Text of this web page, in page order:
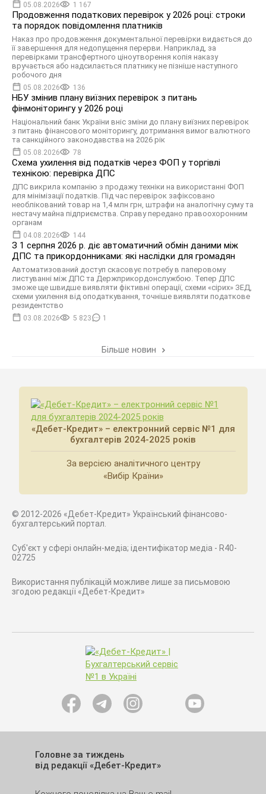
05.08.2026 1 167
Продовження податкових перевірок у 2026 році: строки
та порядок повідомлення платників
Наказ про продовження документальної перевірки видається до
її завершення для недопущення перерви. Наприклад, за
перевірками трансфертного ціноутворення копія наказу
вручається або надсилається платнику не пізніше наступного
робочого дня
05.08.2026 136
НБУ змінив плану виїзних перевірок з питань
фінмоніторингу у 2026 році
Національний банк України вніс зміни до плану виїзних перевірок
з питань фінансового моніторингу, дотримання вимог валютного
та санкційного законодавства на 2026 рік
05.08.2026 78
Схема ухилення від податків через ФОП у торгівлі
технікою: перевірка ДПС
ДПС викрила компанію з продажу техніки на використанні ФОП
для мінімізації податків. Під час перевірок зафіксовано
необлікований товар на 1,4 млн грн, штрафи на аналогічну суму та
нестачу майна підприємства. Справу передано правоохоронним
органам
04.08.2026 144
З 1 серпня 2026 р. діє автоматичний обмін даними між
ДПС та прикордонниками: які наслідки для громадян
Автоматизований доступ скасовує потребу в паперовому
листуванні між ДПС та Держприкордонслужбою. Тепер ДПС
зможе ще швидше виявляти фіктивні операції, схеми «сірих» ЗЕД,
схеми ухилення від оподаткування, точніше виявляти податкове
резидентство
03.08.2026 5 823 1
Більше новин
«Дебет-Кредит» – електронний сервіс №1 для
бухгалтерів 2024-2025 років
За версією аналітичного центру
«Вибір Країни»
© 2012-2026 «Дебет-Кредит» Український фінансово-
бухгалтерський портал.
Суб'єкт у сфері онлайн-медіа; ідентифікатор медіа - R40-
02725
Використання публікацій можливе лише за письмовою
згодою редакції «Дебет-Кредит»
Головне за тиждень
від редакції «Дебет-Кредит»